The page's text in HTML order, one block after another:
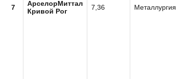
7
АрселорМиттал
Кривой Рог
7,36 Металлургия